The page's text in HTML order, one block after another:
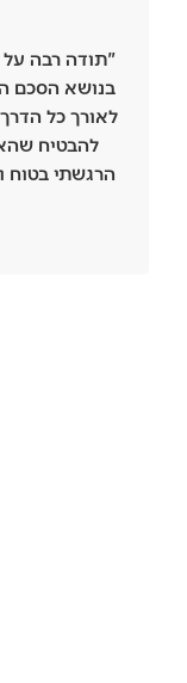
"תודה רבה על
בנושא הסכם
לאורך כל
להבטיח
הרגשתי בטוח